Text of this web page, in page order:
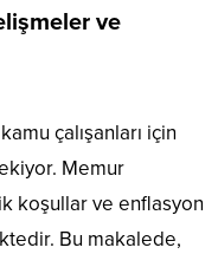
ve
çalışanları için
Memur
koşullar ve enflasyon
Bu makalede,